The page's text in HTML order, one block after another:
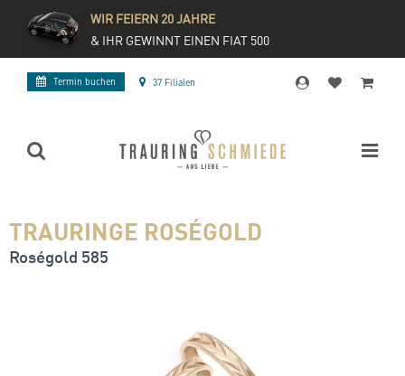
WIR FEIERN 20 JAHRE
& IHR GEWINNT EINEN FIAT 500
Termin buchen 37 Filialen
TRAURINGE ROSÉGOLD
Roségold 585